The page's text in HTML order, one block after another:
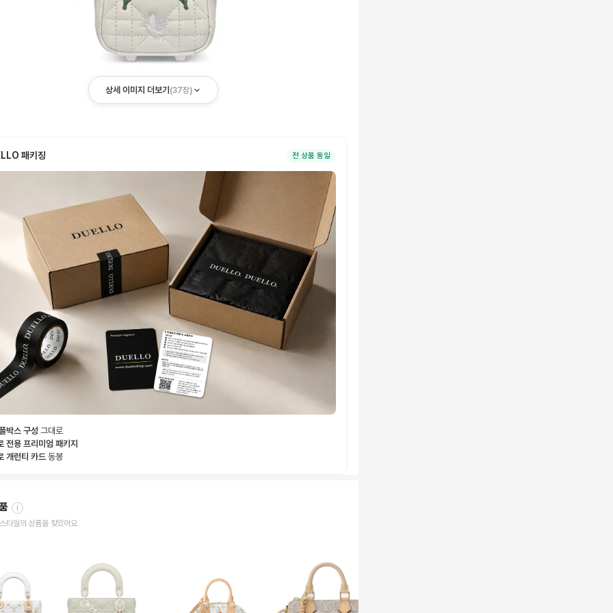
상세 이미지 더보기 (37장)
패키징 전 상품 동일
박스 구성 그대로
전용 프리미엄 패키지
개런티 카드 동봉
i
타일의 상품을 찾았어요